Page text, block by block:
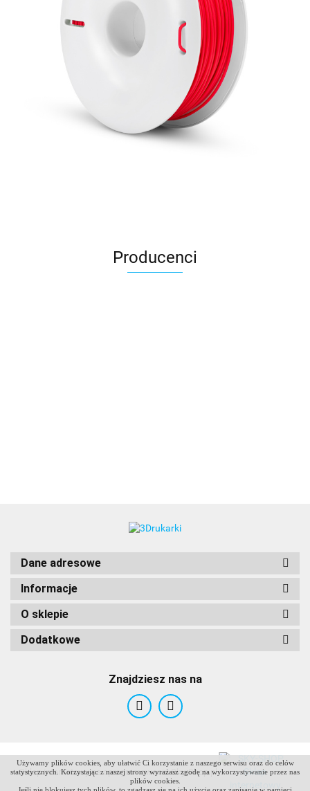
Używamy plików cookies, aby ułatwić Ci korzystanie z naszego serwisu oraz do celów
statystycznych. Korzystając z naszej strony wyrażasz zgodę na wykorzystywanie przez nas
plików cookies.
Producenci
ANTCLABS
Dane adresowe
Informacje
O sklepie
Dodatkowe
Znajdziesz nas na
Sklep internetowy na oprogramowaniu Sky-Shop.pl